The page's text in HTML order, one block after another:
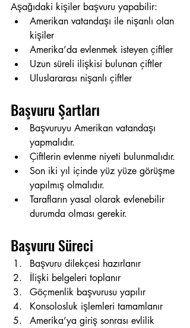
Aşağıdaki kişiler başvuru yapabilir:
Amerikan vatandaşı ile nişanlı olan
kişiler
Amerika’da evlenmek isteyen çiftler
Uzun süreli ilişkisi bulunan çiftler
Uluslararası nişanlı çiftler
Başvuru Şartları
Başvuruyu Amerikan vatandaşı
yapmalıdır.
Çiftlerin evlenme niyeti bulunmalıdır.
Son iki yıl içinde yüz yüze görüşme
yapılmış olmalıdır.
Tarafların yasal olarak evlenebilir
durumda olması gerekir.
Başvuru Süreci
Başvuru dilekçesi hazırlanır
İlişki belgeleri toplanır
Göçmenlik başvurusu yapılır
Konsolosluk işlemleri tamamlanır
Amerika’ya giriş sonrası evlilik